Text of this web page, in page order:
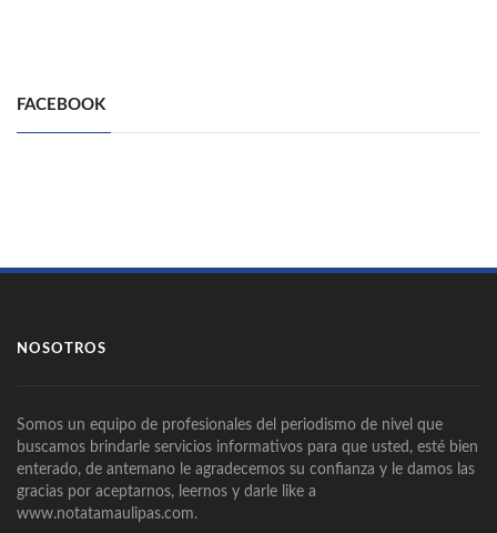
FACEBOOK
NOSOTROS
Somos un equipo de profesionales del periodismo de nivel que
buscamos brindarle servicios informativos para que usted, esté bien
enterado, de antemano le agradecemos su confianza y le damos las
gracias por aceptarnos, leernos y darle like a
www.notatamaulipas.com.